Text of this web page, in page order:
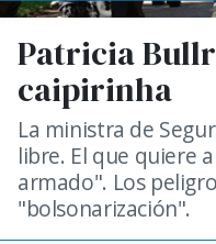
Patricia
caipirinha
La ministra de
libre. El que quiere
armado". Los
"bolsonarización".